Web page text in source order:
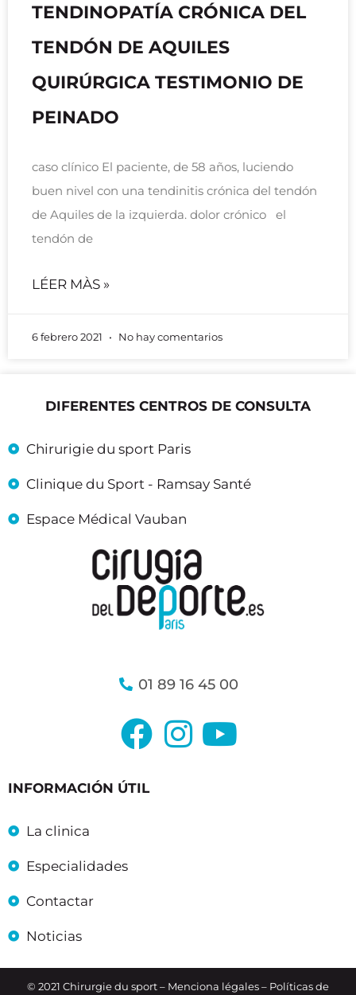
TENDINOPATÍA CRÓNICA DEL
TENDÓN DE AQUILES
QUIRÚRGICA TESTIMONIO DE
PEINADO
caso clínico El paciente, de 58 años, luciendo
buen nivel con una tendinitis crónica del tendón
de Aquiles de la izquierda. dolor crónico el
tendón de
LÉER MÀS »
6 febrero 2021 No hay comentarios
DIFERENTES CENTROS DE CONSULTA
Chirurigie du sport Paris
Clinique du Sport - Ramsay Santé
Espace Médical Vauban
01 89 16 45 00
INFORMACIÓN ÚTIL
La clinica
Especialidades
Contactar
Noticias
© 2021 Chirurgie du sport – Menciona légales– Políticas de